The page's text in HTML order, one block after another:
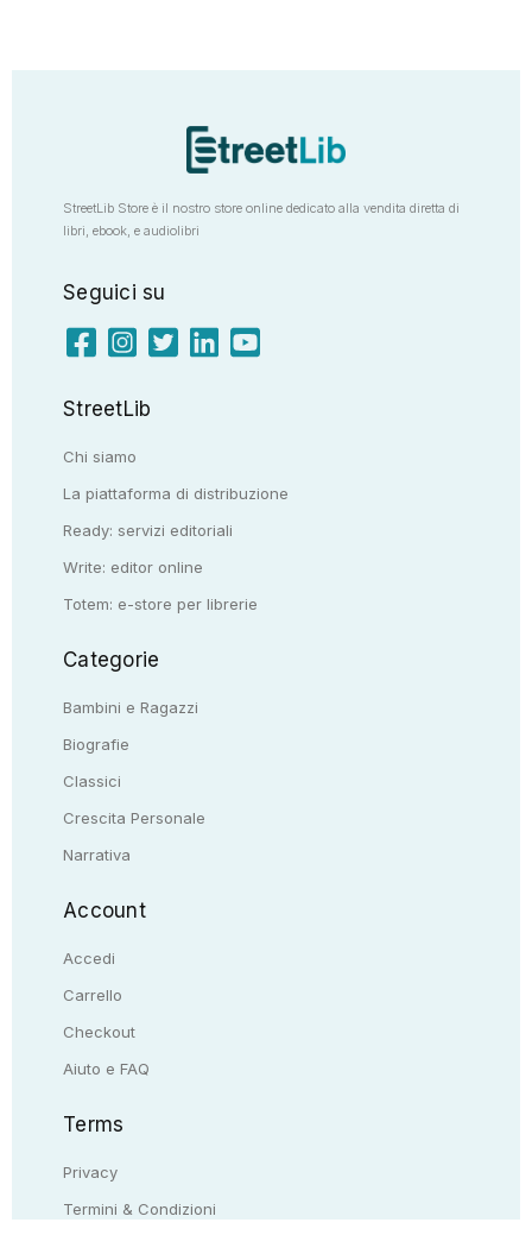
StreetLib Store è il nostro store online dedicato alla vendita diretta di
libri, ebook, e audiolibri
Seguici su
StreetLib
Chi siamo
La piattaforma di distribuzione
Ready: servizi editoriali
Write: editor online
Totem: e-store per librerie
Categorie
Bambini e Ragazzi
Biografie
Classici
Crescita Personale
Narrativa
Account
Accedi
Carrello
Checkout
Aiuto e FAQ
Terms
Privacy
Termini & Condizioni